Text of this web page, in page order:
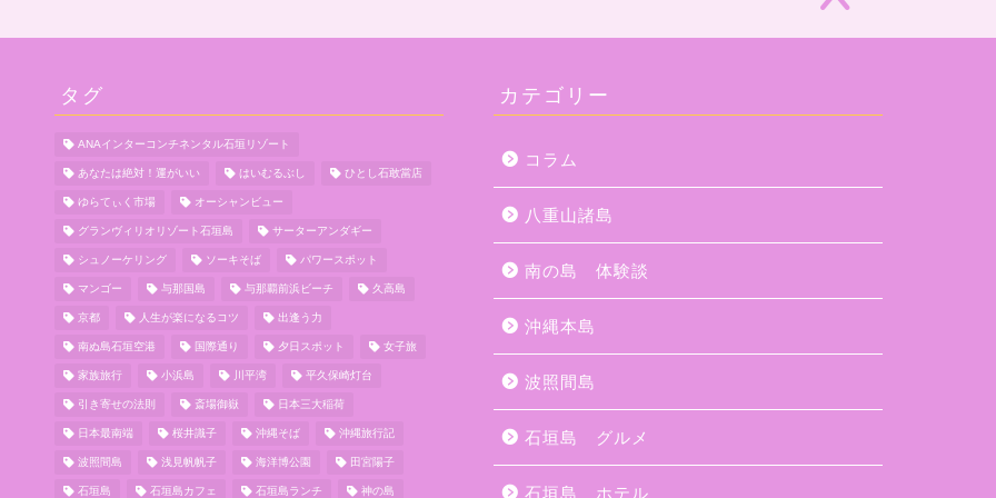
タグ
ANAインターコンチネンタル石垣リゾート
あなたは絶対！運がいい はいむるぶし ひとし石敢當店
ゆらてぃく市場 オーシャンビュー
グランヴィリオリゾート石垣島 サーターアンダギー
シュノーケリング ソーキそば パワースポット
マンゴー 与那国島 与那覇前浜ビーチ 久高島
京都 人生が楽になるコツ 出逢う力
南ぬ島石垣空港 国際通り 夕日スポット 女子旅
家族旅行 小浜島 川平湾 平久保崎灯台
引き寄せの法則 斎場御嶽 日本三大稲荷
日本最南端 桜井識子 沖縄そば 沖縄旅行記
波照間島 浅見帆帆子 海洋博公園 田宮陽子
石垣島 石垣島カフェ 石垣島ランチ 神の島
カテゴリー
コラム
八重山諸島
南の島 体験談
沖縄本島
波照間島
石垣島 グルメ
石垣島 ホテル